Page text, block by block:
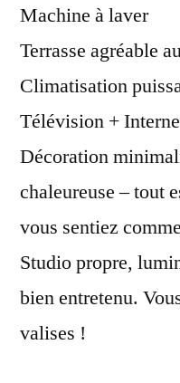
Machine à laver
Terrasse agréable
Climatisation
Télévision +
Décoration
chaleureuse – tout
vous sentiez
Studio propre,
bien entretenu.
valises !